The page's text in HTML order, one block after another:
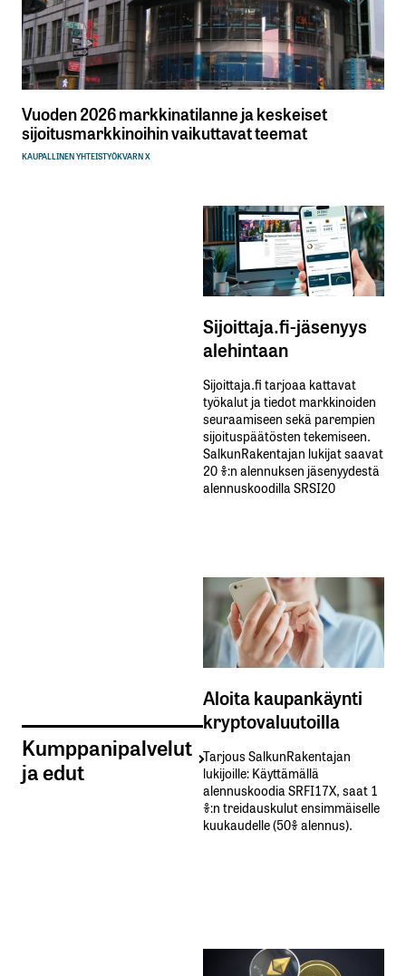
Vuoden 2026 markkinatilanne ja keskeiset
sijoitusmarkkinoihin vaikuttavat teemat
KAUPALLINEN YHTEISTYÖKVARN X
Kumppanipalvelut
ja edut
Sijoittaja.fi-jäsenyys
alehintaan
Sijoittaja.fi tarjoaa kattavat
työkalut ja tiedot markkinoiden
seuraamiseen sekä parempien
sijoituspäätösten tekemiseen.
SalkunRakentajan lukijat saavat
20 %:n alennuksen jäsenyydestä
alennuskoodilla SRSI20
Aloita kaupankäynti
kryptovaluutoilla
Tarjous SalkunRakentajan
lukijoille: Käyttämällä​ ​
alennuskoodia​ ​SRFI17X,​ ​saat​ ​1
%:n treidauskulut​ ​ensimmäiselle​ ​
kuukaudelle​ ​(50%​ ​alennus).